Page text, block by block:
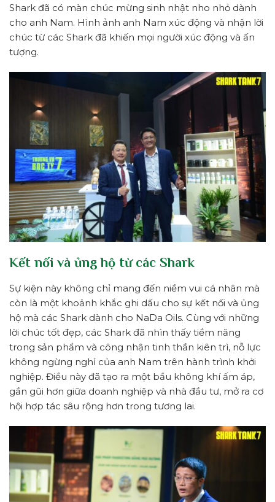
Shark đã có màn chúc mừng sinh nhật nho nhỏ dành
cho anh Nam. Hình ảnh anh Nam xúc động và nhận lời
chúc từ các Shark đã khiến mọi người xúc động và ấn
tượng.
Kết nối và ủng hộ từ các Shark
Sự kiện này không chỉ mang đến niềm vui cá nhân mà
còn là một khoảnh khắc ghi dấu cho sự kết nối và ủng
hộ mà các Shark dành cho NaDa Oils. Cùng với những
lời chúc tốt đẹp, các Shark đã nhìn thấy tiềm năng
trong sản phẩm và công nhận tinh thần kiên trì, nỗ lực
không ngừng nghỉ của anh Nam trên hành trình khởi
nghiệp. Điều này đã tạo ra một bầu không khí ấm áp,
gần gũi hơn giữa doanh nghiệp và nhà đầu tư, mở ra cơ
hội hợp tác sâu rộng hơn trong tương lai.